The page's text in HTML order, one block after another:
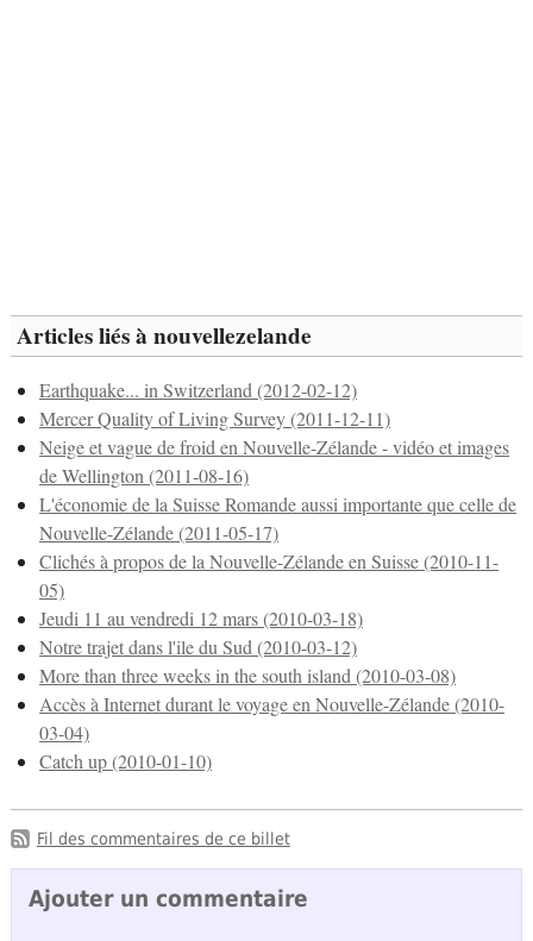
Articles liés à nouvellezelande
Earthquake... in Switzerland (2012-02-12)
Mercer Quality of Living Survey (2011-12-11)
Neige et vague de froid en Nouvelle-Zélande - vidéo et images
de Wellington (2011-08-16)
L'économie de la Suisse Romande aussi importante que celle de
Nouvelle-Zélande (2011-05-17)
Clichés à propos de la Nouvelle-Zélande en Suisse (2010-11-
05)
Jeudi 11 au vendredi 12 mars (2010-03-18)
Notre trajet dans l'ile du Sud (2010-03-12)
More than three weeks in the south island (2010-03-08)
Accès à Internet durant le voyage en Nouvelle-Zélande (2010-
03-04)
Catch up (2010-01-10)
Fil des commentaires de ce billet
Ajouter un commentaire